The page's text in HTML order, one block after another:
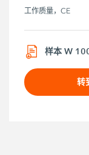
工作质量，CE
样本 W
转